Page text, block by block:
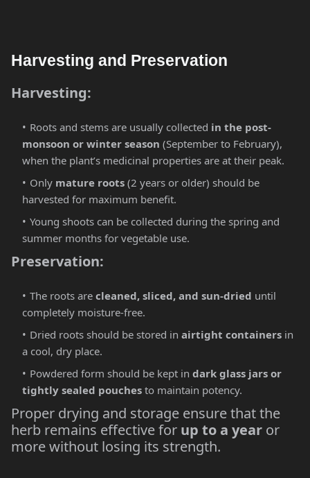
Harvesting and Preservation
Harvesting:
Roots and stems are usually collected in the post-
monsoon or winter season (September to February),
when the plant’s medicinal properties are at their peak.
Only mature roots (2 years or older) should be
harvested for maximum benefit.
Young shoots can be collected during the spring and
summer months for vegetable use.
Preservation:
The roots are cleaned, sliced, and sun-dried until
completely moisture-free.
Dried roots should be stored in airtight containers in
a cool, dry place.
Powdered form should be kept in dark glass jars or
tightly sealed pouches to maintain potency.
Proper drying and storage ensure that the
herb remains effective for up to a year or
more without losing its strength.